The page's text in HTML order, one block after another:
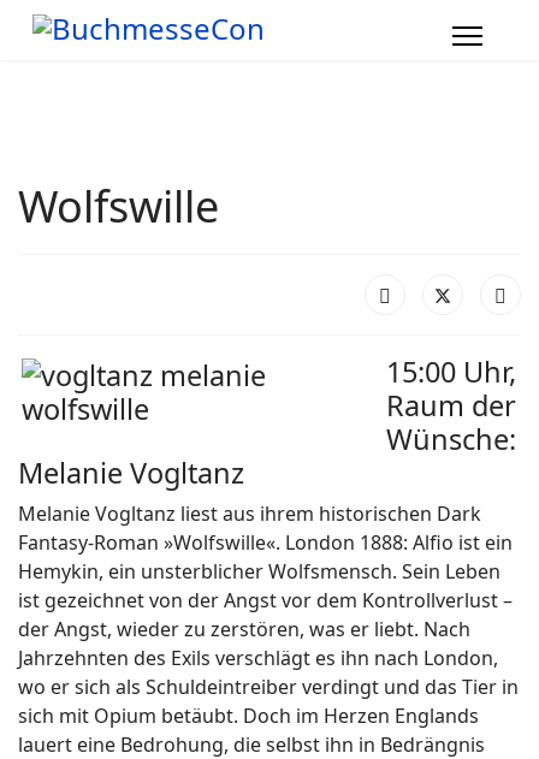
Wolfswille
15:00 Uhr,
Raum der
Wünsche:
Melanie Vogltanz
Melanie Vogltanz liest aus ihrem historischen Dark
Fantasy-Roman »Wolfswille«. London 1888: Alfio ist ein
Hemykin, ein unsterblicher Wolfsmensch. Sein Leben
ist gezeichnet von der Angst vor dem Kontrollverlust –
der Angst, wieder zu zerstören, was er liebt. Nach
Jahrzehnten des Exils verschlägt es ihn nach London,
wo er sich als Schuldeintreiber verdingt und das Tier in
sich mit Opium betäubt. Doch im Herzen Englands
lauert eine Bedrohung, die selbst ihn in Bedrängnis